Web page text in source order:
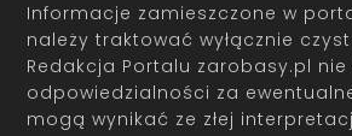
Informacje zamieszczone w
należy traktować wyłącznie
Redakcja Portalu zarobasy.pl nie
odpowiedzialności za
mogą wynikać ze złej